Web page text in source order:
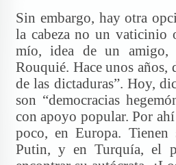
Sin embargo, hay otra
la cabeza no un vaticinio
mío, idea de un amigo,
Rouquié. Hace unos años,
de las dictaduras”. Hoy,
son “democracias
con apoyo popular. Por ahí
poco, en Europa. Tienen
Putin, y en Turquía, el